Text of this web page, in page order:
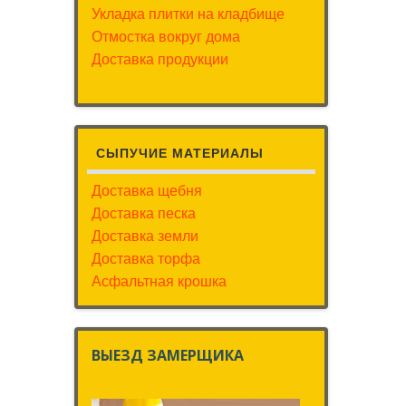
Укладка плитки на кладбище
Отмостка вокруг дома
Доставка продукции
СЫПУЧИЕ МАТЕРИАЛЫ
Доставка щебня
Доставка песка
Доставка земли
Доставка торфа
Асфальтная крошка
ВЫЕЗД ЗАМЕРЩИКА